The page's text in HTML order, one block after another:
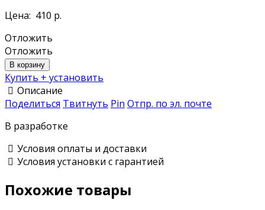
Цена: 410 р.
Отложить
Отложить
В корзину
Купить + установить
Описание
Поделиться Твитнуть Pin Отпр. по эл. почте
В разработке
Условия оплаты и доставки
Условия установки с гарантией
Похожие товары